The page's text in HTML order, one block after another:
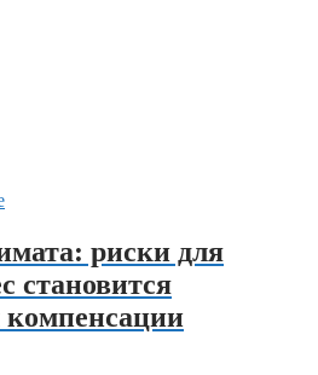
риски для
становится